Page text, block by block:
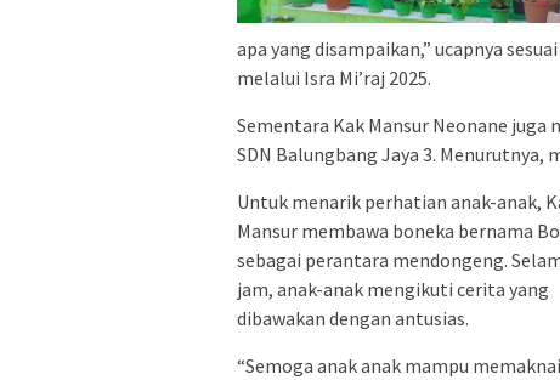
apa yang disampaikan,” ucapnya
melalui Isra Mi’raj 2025.
Sementara Kak Mansur Neonane
SDN Balungbang Jaya 3.
Untuk menarik perhatian anak-anak,
Mansur membawa boneka bernama
sebagai perantara mendongeng.
jam, anak-anak mengikuti cerita yang
dibawakan dengan antusias.
“Semoga anak anak mampu memaknai